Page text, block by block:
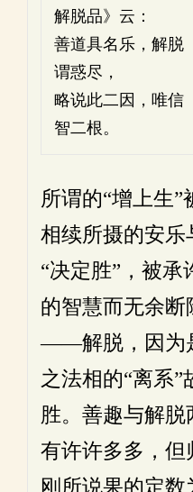
解脱品》云：
善道具名乐，解脱
谓惑尽，
略说此二因，唯信
智二根。
所谓的“增上生”
相续所摄的安乐
“决定胜”，被
的智慧而无余
——解脱，因为
之法相的“离系”
胜。善趣与解
有许许多多，但
刚所说果的定数